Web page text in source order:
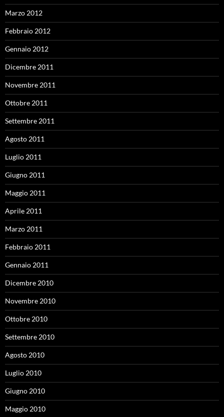
Marzo 2012
Febbraio 2012
Gennaio 2012
Dicembre 2011
Novembre 2011
Ottobre 2011
Settembre 2011
Agosto 2011
Luglio 2011
Giugno 2011
Maggio 2011
Aprile 2011
Marzo 2011
Febbraio 2011
Gennaio 2011
Dicembre 2010
Novembre 2010
Ottobre 2010
Settembre 2010
Agosto 2010
Luglio 2010
Giugno 2010
Maggio 2010